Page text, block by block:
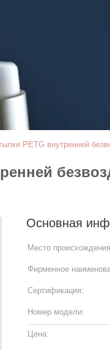
PETG внутренней
Основная
Место
Фирменное
Сертификация:
Номер модели:
Цена: